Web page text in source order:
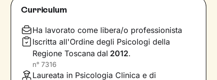
riproposte nelle relazioni successive.
che in età adulta si attivano in maniera
automatica - è la chiave per innescare il
cambiamento.
Conoscere noi stessi significaportare alla luce
Curriculum
Ha lavorato come libera/o professionista
Iscritta all'Ordine degli Psicologi della
Regione Toscana dal 2012.
n° 7316
Laureata in Psicologia Clinica e di